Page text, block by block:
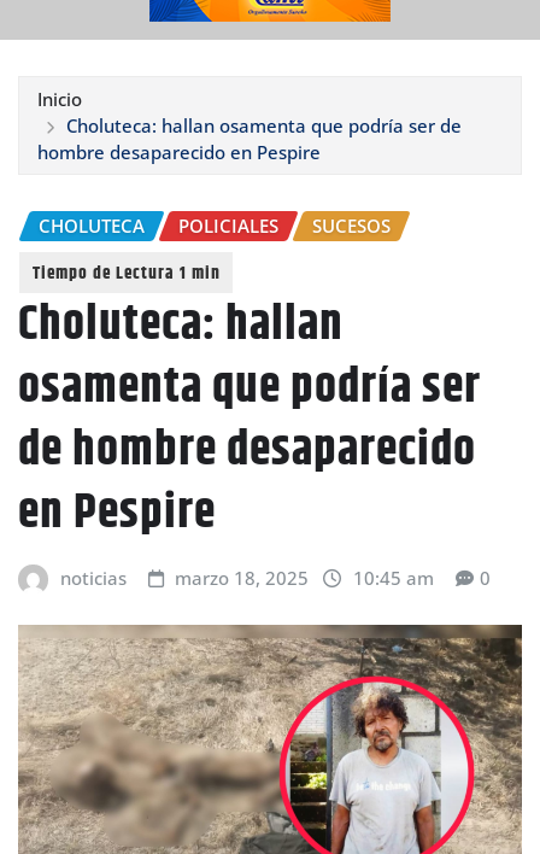
Inicio
Choluteca: hallan osamenta que podría ser de
hombre desaparecido en Pespire
CHOLUTECA POLICIALES SUCESOS
Choluteca: hallan
osamenta que podría ser
de hombre desaparecido
en Pespire
noticias marzo 18, 2025 10:45 am 0